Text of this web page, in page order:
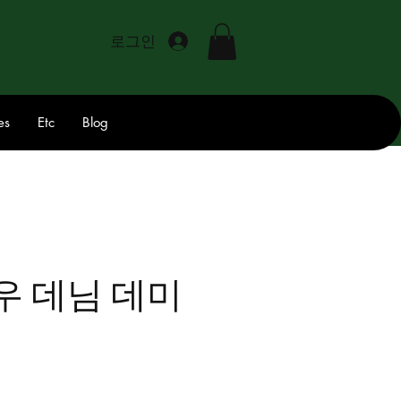
로그인
Etc Blog
데님 데미